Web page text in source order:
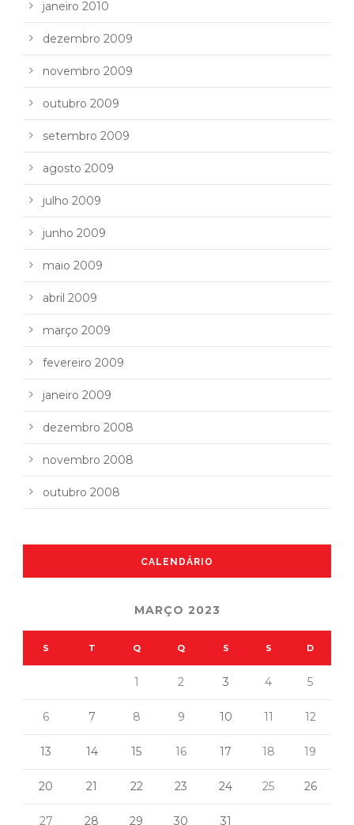
janeiro 2010
dezembro 2009
novembro 2009
outubro 2009
setembro 2009
agosto 2009
julho 2009
junho 2009
maio 2009
abril 2009
março 2009
fevereiro 2009
janeiro 2009
dezembro 2008
novembro 2008
outubro 2008
CALENDÁRIO
MARÇO 2023
S T Q Q S S D
1 2 3 4 5
6 7 8 9 10 11 12
13 14 15 16 17 18 19
20 21 22 23 24 25 26
27 28 29 30 31